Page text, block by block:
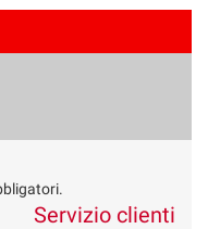
Servizio clienti